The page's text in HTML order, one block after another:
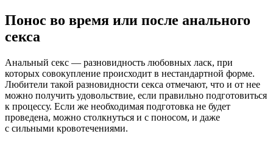
Понос во время или после анального
секса
Анальный секс — разновидность любовных ласк, при
которых совокупление происходит в нестандартной форме.
Любители такой разновидности секса отмечают, что и от нее
можно получить удовольствие, если правильно подготовиться
к процессу. Если же необходимая подготовка не будет
проведена, можно столкнуться и с поносом, и даже
с сильными кровотечениями.